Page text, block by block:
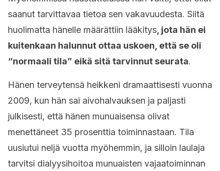
saanut tarvittavaa tietoa sen vakavuudesta. Siitä
huolimatta hänelle määrättiin lääkitys , jota hän ei
kuitenkaan halunnut ottaa uskoen, että se oli
“normaali tila” eikä sitä tarvinnut seurata.
Hänen terveytensä heikkeni dramaattisesti vuonna
2009, kun hän sai aivohalvauksen ja paljasti
julkisesti, että hänen munuaisensa olivat
menettäneet 35 prosenttia toiminnastaan. Tila
uusiutui neljä vuotta myöhemmin, ja silloin laulaja
tarvitsi dialyysihoitoa munuaisten vajaatoiminnan